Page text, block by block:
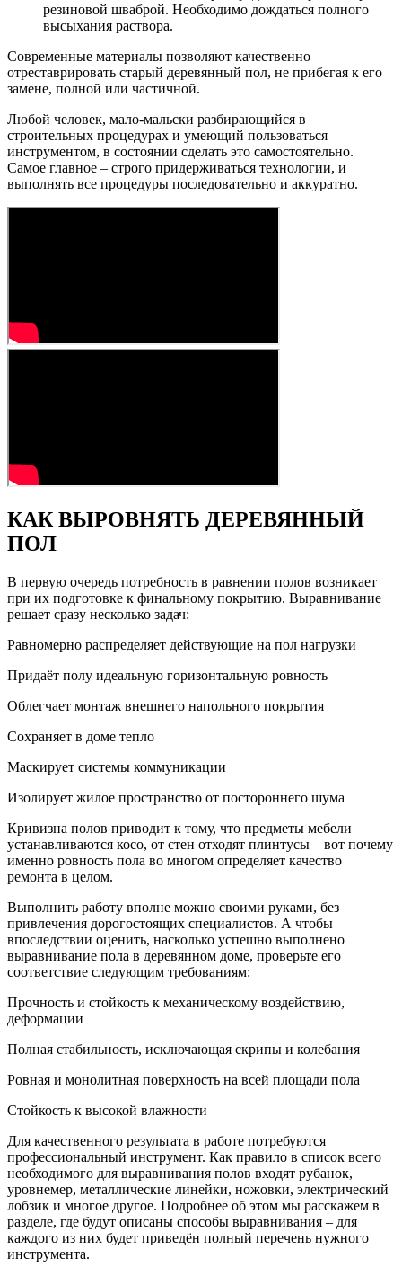
резиновой шваброй. Необходимо дождаться полного
высыхания раствора.
Современные материалы позволяют качественно
отреставрировать старый деревянный пол, не прибегая к его
замене, полной или частичной.
Любой человек, мало-мальски разбирающийся в
строительных процедурах и умеющий пользоваться
инструментом, в состоянии сделать это самостоятельно.
Самое главное – строго придерживаться технологии, и
выполнять все процедуры последовательно и аккуратно.
КАК ВЫРОВНЯТЬ ДЕРЕВЯННЫЙ
ПОЛ
В первую очередь потребность в равнении полов возникает
при их подготовке к финальному покрытию. Выравнивание
решает сразу несколько задач:
Равномерно распределяет действующие на пол нагрузки
Придаёт полу идеальную горизонтальную ровность
Облегчает монтаж внешнего напольного покрытия
Сохраняет в доме тепло
Маскирует системы коммуникации
Изолирует жилое пространство от постороннего шума
Кривизна полов приводит к тому, что предметы мебели
устанавливаются косо, от стен отходят плинтусы – вот почему
именно ровность пола во многом определяет качество
ремонта в целом.
Выполнить работу вполне можно своими руками, без
привлечения дорогостоящих специалистов. А чтобы
впоследствии оценить, насколько успешно выполнено
выравнивание пола в деревянном доме, проверьте его
соответствие следующим требованиям:
Прочность и стойкость к механическому воздействию,
деформации
Полная стабильность, исключающая скрипы и колебания
Ровная и монолитная поверхность на всей площади пола
Стойкость к высокой влажности
Для качественного результата в работе потребуются
профессиональный инструмент. Как правило в список всего
необходимого для выравнивания полов входят рубанок,
уровнемер, металлические линейки, ножовки, электрический
лобзик и многое другое. Подробнее об этом мы расскажем в
разделе, где будут описаны способы выравнивания – для
каждого из них будет приведён полный перечень нужного
инструмента.